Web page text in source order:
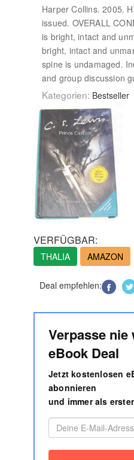
Harper Collins. 2005.
issued. OVERALL
is bright, intact and
bright, intact and
spine is undamaged.
and group discussion
Kategorien: Bestseller
VERFÜGBAR:
THALIA AMAZON
Deal empfehlen:
Verpasse nie
eBook Deal
Jetzt kostenlosen
abonnieren
und immer als